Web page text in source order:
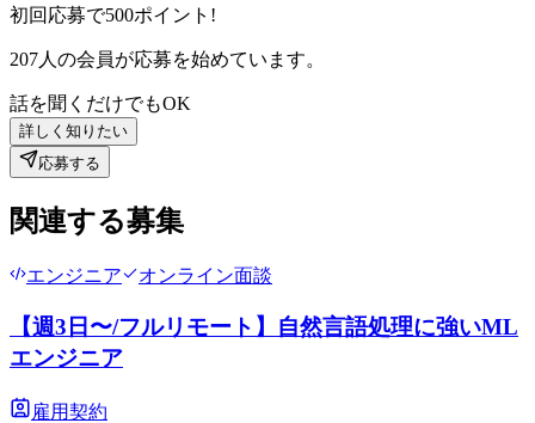
初回応募で500ポイント!
207人の会員が応募を始めています。
話を聞くだけでもOK
詳しく知りたい
応募する
関連する募集
エンジニア オンライン面談
【週3日〜/フルリモート】自然言語処理に強いML
エンジニア
雇用契約